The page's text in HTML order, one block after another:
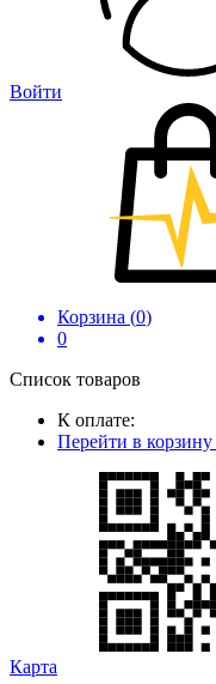
Войти
Корзина (0)
0
Список товаров
К оплате:
Перейти в корзину
Карта